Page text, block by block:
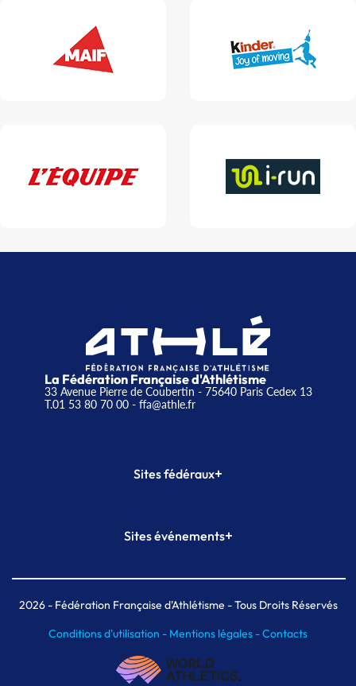
La Fédération Française d'Athlétisme
33 Avenue Pierre de Coubertin - 75640 Paris Cedex 13
T.01 53 80 70 00- ffa@athle.fr
Sites fédéraux+
Plateforme Formation
Sites événements+
Meeting de Paris indoor
MAIF Ekiden de Paris
2026- Fédération Française d'Athlétisme - Tous Droits Réservés
Conditions d'utilisation - Mentions légales -Contacts